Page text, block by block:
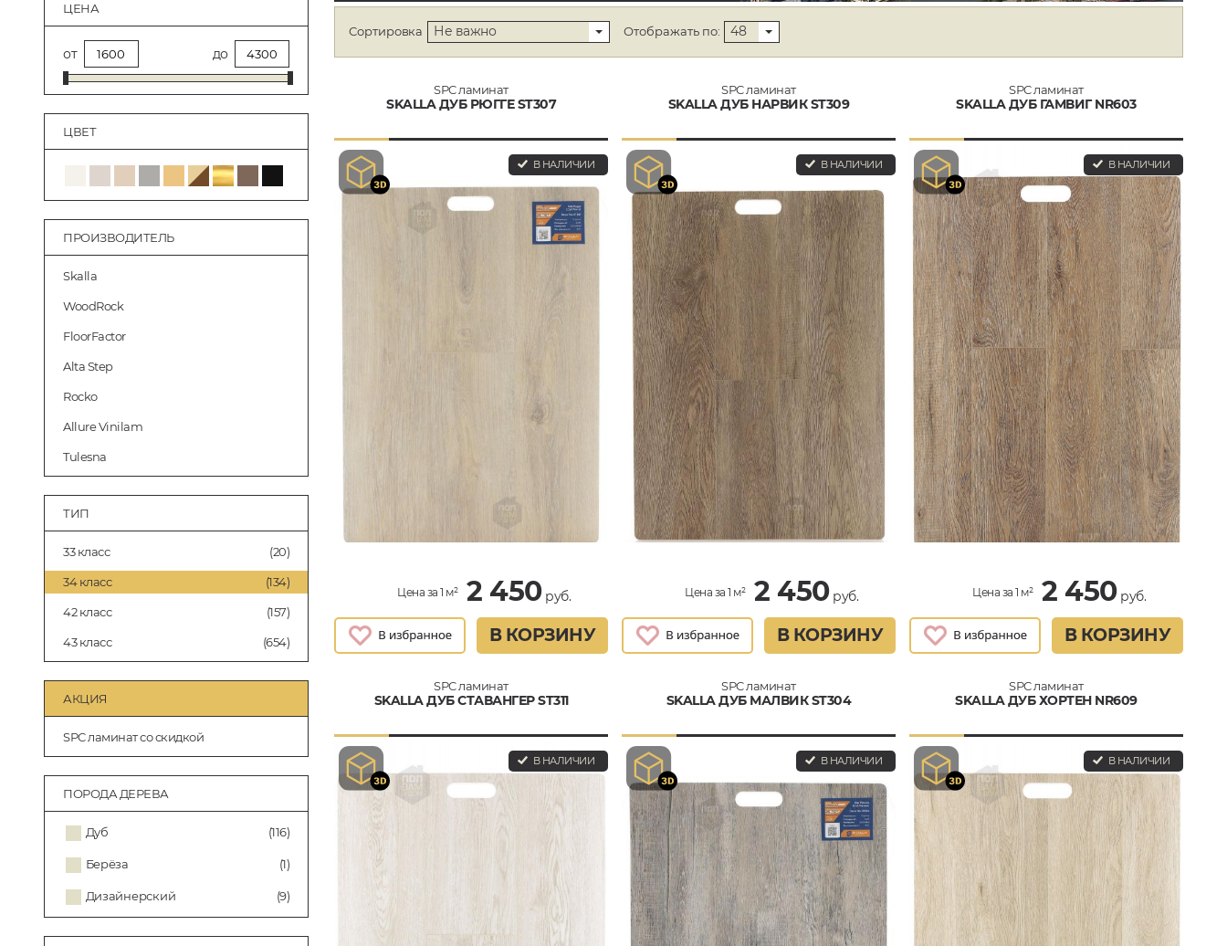
ЦЕНА
от до
ЦВЕТ
ПРОИЗВОДИТЕЛЬ
Skalla
WoodRock
FloorFactor
Alta Step
Rocko
Allure Vinilam
Tulesna
ТИП
33 класс (20)
34 класс (134)
42 класс (157)
43 класс (654)
АКЦИЯ
SPC ламинат со скидкой
ПОРОДА ДЕРЕВА
Дуб (116)
Берёза (1)
Дизайнерский (9)
Сортировка Не важно Отображать по: 48
SPC ламинат
SKALLA ДУБ РЮГГЕ ST307
В НАЛИЧИИ
Цена за 1 м² 2 450руб.
В КОРЗИНУ
SPC ламинат
SKALLA ДУБ НАРВИК ST309
В НАЛИЧИИ
Цена за 1 м² 2 450руб.
В КОРЗИНУ
SPC ламинат
SKALLA ДУБ ГАМВИГ NR603
В НАЛИЧИИ
Цена за 1 м² 2 450руб.
В КОРЗИНУ
SPC ламинат
SKALLA ДУБ СТАВАНГЕР ST311
В НАЛИЧИИ
SPC ламинат
SKALLA ДУБ МАЛВИК ST304
В НАЛИЧИИ
SPC ламинат
SKALLA ДУБ ХОРТЕН NR609
В НАЛИЧИИ